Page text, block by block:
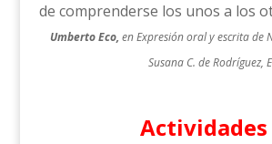
de comprenderse los unos a los
Umberto Eco,en Expresión oral y escrita de
Susana C. de Rodríguez,
Actividades